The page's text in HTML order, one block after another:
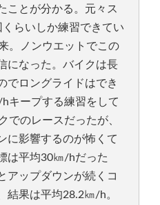
ことが分かる。元々ス
らいしか練習できてい
。ノンウエットでこの
になった。バイクは長
でロングライドはでき
キープする練習をして
でのレースだったが、
に影響するのが怖くて
は平均30㎞/hだった
アップダウンが続くコ
結果は平均28.2㎞/h。